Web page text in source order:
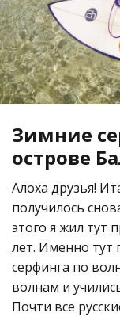
Зимние
острове
Алоха друзья!
получилось
этого я жил тут
лет. Именно тут
серфинга по
волнам и
Почти все